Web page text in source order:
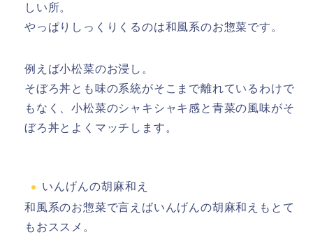
しい所。
やっぱりしっくりくるのは和風系のお惣菜です。
例えば小松菜のお浸し。
そぼろ丼とも味の系統がそこまで離れているわけで
もなく、小松菜のシャキシャキ感と青菜の風味がそ
ぼろ丼とよくマッチします。
いんげんの胡麻和え
和風系のお惣菜で言えばいんげんの胡麻和えもとて
もおススメ。